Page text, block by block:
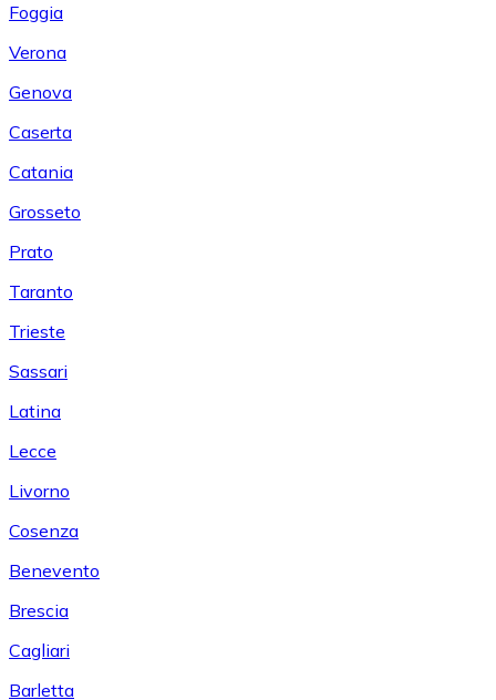
Foggia
Verona
Genova
Caserta
Catania
Grosseto
Prato
Taranto
Trieste
Sassari
Latina
Lecce
Livorno
Cosenza
Benevento
Brescia
Cagliari
Barletta